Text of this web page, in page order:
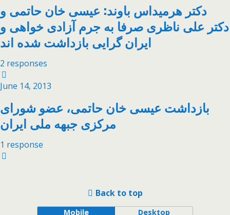
دکتر هرميداس باوند: عیسی خان حاتمی و
دکتر علی ناظری صرفا به جرم آزادی خواهی و
ایران گرایی بازداشت شده اند
2 responses
June 14, 2013
بازداشت عیسی خان حاتمی، عضو شورای
مرکزی جبهه ملی ایران
1 response
Back to top
Mobile Desktop